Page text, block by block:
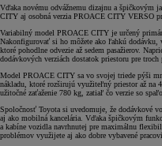
Vďaka novému odvážnemu dizajnu a špičkovým
CITY aj osobná verzia PROACE CITY VERSO
Variabilný model PROACE CITY je určený
Nakonfigurovať si ho môžete ako ľahkú dodávku,
ktoré pohodlne odvezie až sedem pasažierov.
dodávkových verziách dostatok priestoru pre troch
Model PROACE CITY sa vo svojej triede pýši
nákladu, ktoré rozširujú využiteľný priestor až na
užitočné zaťaženie 780 kg, zatiaľ čo verzie so
Spoločnosť Toyota si uvedomuje, že dodávkové
aj ako mobilná kancelária. Vďaka špičkovým
a kabíne vozidla navrhnutej pre maximálnu
problémov využijete aj ako dobre vybavené